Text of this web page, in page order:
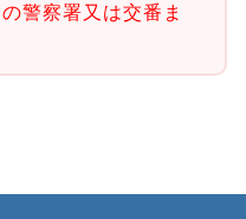
警察署又は交番ま